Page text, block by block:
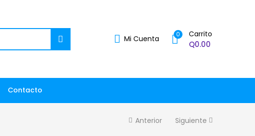
Mi Cuenta 0 Carrito
Q0.00
Contacto
Anterior Siguiente